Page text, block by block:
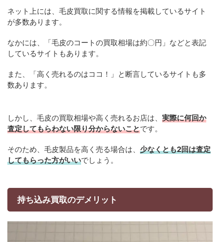
ネット上には、毛皮買取に関する情報を掲載しているサイト
が多数あります。
なかには、「毛皮のコートの買取相場は約〇円」などと表記
しているサイトもあります。
また、「高く売れるのはココ！」と断言しているサイトも多
数あります。
しかし、毛皮の買取相場や高く売れるお店は、 実際に何回か
査定してもらわない限り分からないことです。
そのため、毛皮製品を高く売る場合は、 少なくとも2回は査定
してもらった方がいいでしょう。
持ち込み買取のデメリット